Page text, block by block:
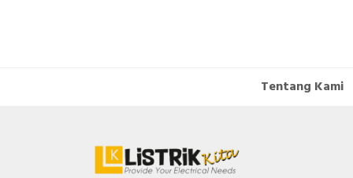
Tentang Kami